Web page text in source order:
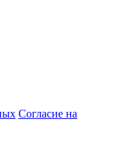
Согласие на